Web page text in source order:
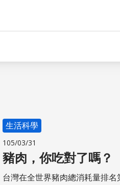
生活科學
105/03/31
豬肉，你吃對了嗎？
台灣在全世界豬肉總消耗量排